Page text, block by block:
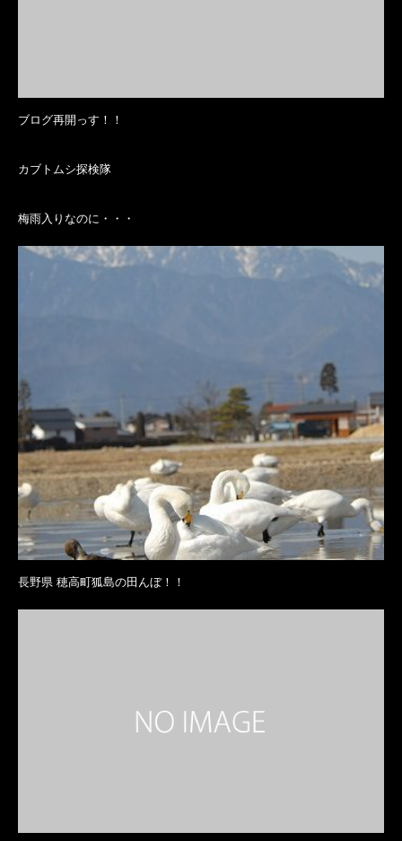
ブログ再開っす！！
カブトムシ探検隊
梅雨入りなのに・・・
長野県 穂高町狐島の田んぼ！！